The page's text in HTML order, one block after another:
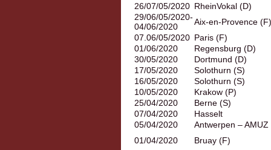
26/07/05/2020 RheinVokal (D)
29/06/05/2020-
04/06/2020
Aix-en-Provence (F)
07.06/05/2020 Paris (F)
01/06/2020
Regensburg (D)
30/05/2020
Dortmund (D)
17/05/2020
Solothurn (S)
16/05/2020
Solothurn (S)
10/05/2020
Krakow (P)
25/04/2020
Berne (S)
07/04/2020
Hasselt
05/04/2020
Antwerpen – AMUZ
01/04/2020
Bruay (F)